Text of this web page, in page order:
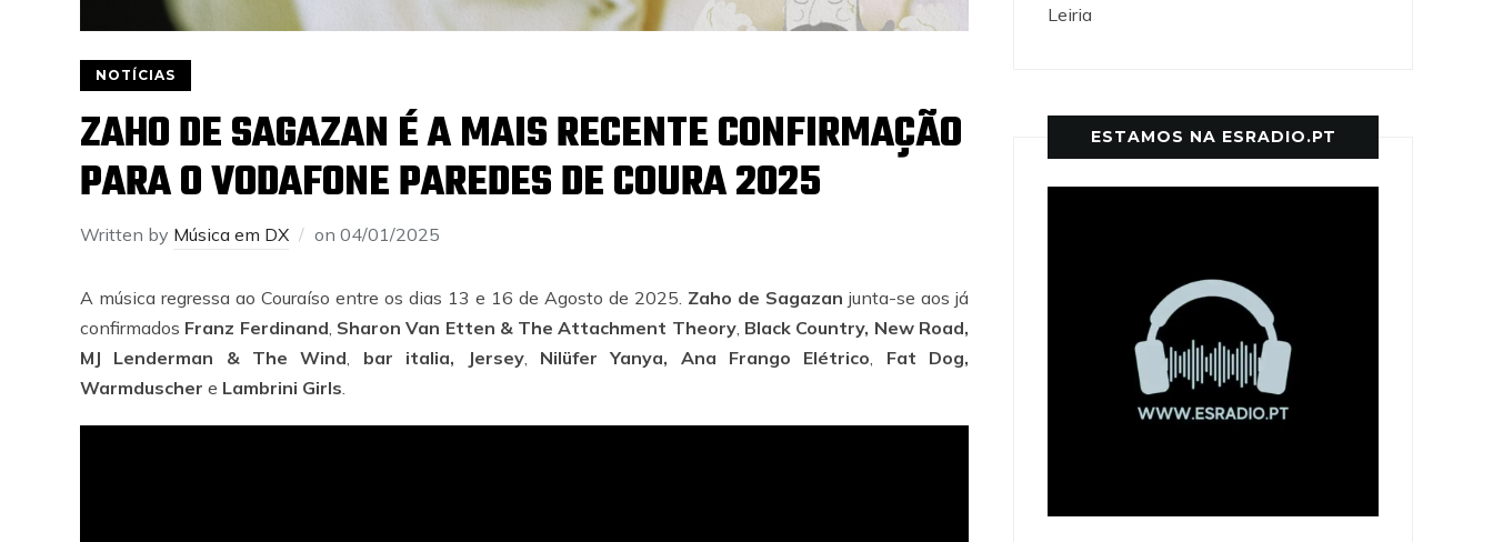
NOTÍCIAS
ZAHO DE SAGAZAN É A MAIS RECENTE CONFIRMAÇÃO
PARA O VODAFONE PAREDES DE COURA 2025
Written by Música em DX on 04/01/2025
A música regressa ao Couraíso entre os dias 13 e 16 de Agosto de 2025. Zaho de Sagazan junta-se aos já
confirmados Franz Ferdinand, Sharon Van Etten & The Attachment Theory, Black Country, New Road,
MJ Lenderman & The Wind, bar italia, Jersey, Nilüfer Yanya, Ana Frango Elétrico, Fat Dog,
Warmduscher e Lambrini Girls.
Leiria
ESTAMOS NA ESRADIO.PT